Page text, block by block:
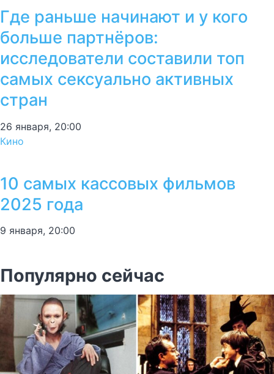
Где раньше начинают и у кого
больше партнёров:
исследователи составили топ
самых сексуально активных
стран
26 января, 20:00
Кино
10 самых кассовых фильмов
2025 года
9 января, 20:00
Популярно сейчас